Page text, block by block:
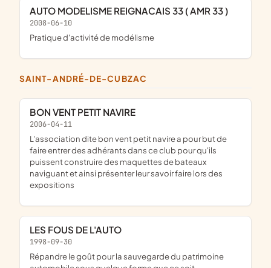
AUTO MODELISME REIGNACAIS 33 ( AMR 33 )
2008-06-10
pratique d'activité de modélisme
SAINT-ANDRÉ-DE-CUBZAC
BON VENT PETIT NAVIRE
2006-04-11
l'association dite bon vent petit navire a pour but de
faire entrer des adhérants dans ce club pour qu'ils
puissent construire des maquettes de bateaux
naviguant et ainsi présenter leur savoir faire lors des
expositions
LES FOUS DE L'AUTO
1998-09-30
Répandre le goût pour la sauvegarde du patrimoine